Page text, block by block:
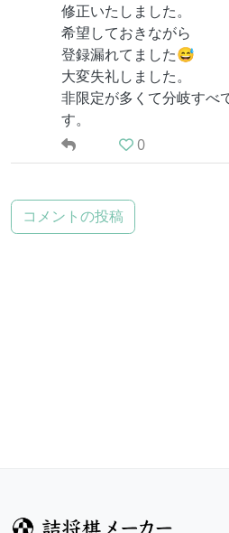
修正いたしました。
希望しておきながら
登録漏れてました😅
大変失礼しました。
非限定が多くて分岐すべ
す。
0
コメントの投稿